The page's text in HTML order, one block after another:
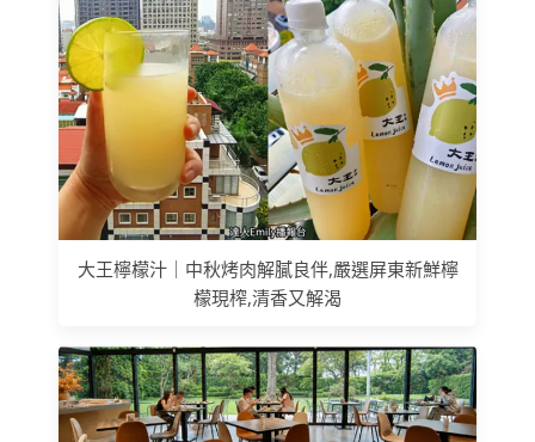
大王檸檬汁｜中秋烤肉解膩良伴,嚴選屏東新鮮檸
檬現榨,清香又解渴